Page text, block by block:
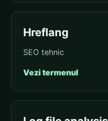
Hreflang
SEO tehnic
Vezi termenul